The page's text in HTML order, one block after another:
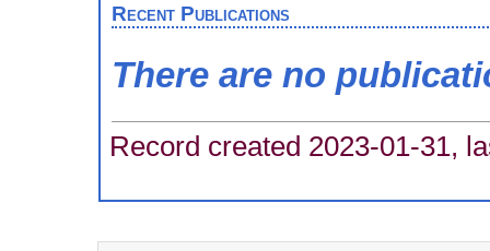
Recent Publications
There are no
Record created 2023-01-31,